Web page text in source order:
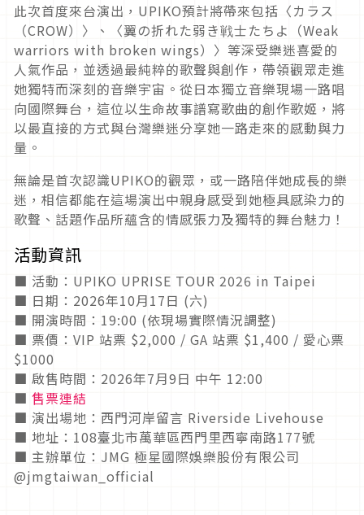
此次首度來台演出，UPIKO預計將帶來包括〈カラス
（CROW）〉、〈翼の折れた弱き戦士たちよ（Weak
warriors with broken wings）〉等深受樂迷喜愛的
人氣作品，並透過最純粹的歌聲與創作，帶領觀眾走進
她獨特而深刻的音樂宇宙。從日本獨立音樂現場一路唱
向國際舞台，這位以生命故事譜寫歌曲的創作歌姬，將
以最直接的方式與台灣樂迷分享她一路走來的感動與力
量。
無論是首次認識UPIKO的觀眾，或一路陪伴她成長的樂
迷，相信都能在這場演出中親身感受到她極具感染力的
歌聲、話題作品所蘊含的情感張力及獨特的舞台魅力！
活動資訊
■ 活動：UPIKO UPRISE TOUR 2026 in Taipei
■ 日期：2026年10月17日 (六)
■ 開演時間：19:00 (依現場實際情況調整)
■ 票價：VIP 站票 $2,000 / GA 站票 $1,400 / 愛心票
$1000
■ 啟售時間：2026年7月9日 中午 12:00
■ 售票連結
■ 演出場地：西門河岸留言 Riverside Livehouse
■ 地址：108臺北市萬華區西門里西寧南路177號
■ 主辦單位：JMG 極星國際娛樂股份有限公司
@jmgtaiwan_official